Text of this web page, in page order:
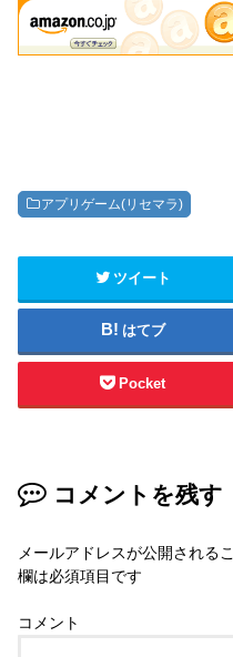
アプリゲーム(リセマラ)
ツイート
はてブ
Pocket
コメントを残す
メールアドレスが公開される
欄は必須項目です
コメント